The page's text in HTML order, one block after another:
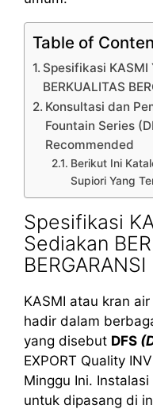
Table of
Spesifikasi KASMI
BERKUALITAS
Konsultasi dan
Fountain Series
Recommended
Berikut Ini
Supiori Yang
Spesifikasi
Sediakan
BERGARANSI
KASMI atau kran
hadir dalam
yang disebut DFS
EXPORT Quality
Minggu Ini.
untuk dipasang di